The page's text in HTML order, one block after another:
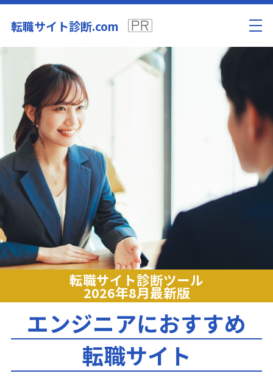
転職サイト診断.com
転職サイト診断ツール
2026年8月最新版
エンジニアにおすすめ
転職サイト